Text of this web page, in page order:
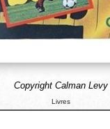
Copyright Calman Levy
Livres